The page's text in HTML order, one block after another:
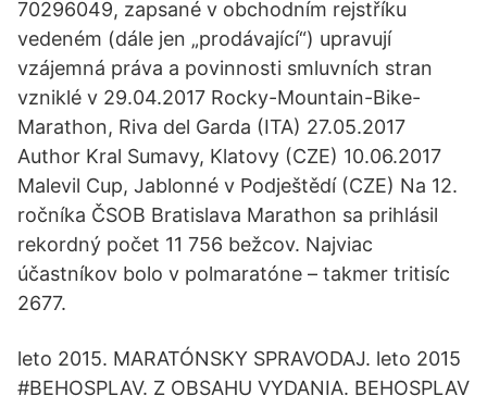
70296049, zapsané v obchodním rejstříku
vedeném (dále jen „prodávající“) upravují
vzájemná práva a povinnosti smluvních stran
vzniklé v 29.04.2017 Rocky-Mountain-Bike-
Marathon, Riva del Garda (ITA) 27.05.2017
Author Kral Sumavy, Klatovy (CZE) 10.06.2017
Malevil Cup, Jablonné v Podještědí (CZE) Na 12.
ročníka ČSOB Bratislava Marathon sa prihlásil
rekordný počet 11 756 bežcov. Najviac
účastníkov bolo v polmaratóne – takmer tritisíc
2677.
leto 2015. MARATÓNSKY SPRAVODAJ. leto 2015
#BEHOSPLAV. Z OBSAHU VYDANIA. BEHOSPLAV